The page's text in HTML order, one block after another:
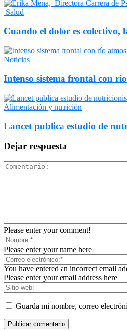
Salud
Cuando el dolor es colectivo,
Noticias
Intenso sistema frontal con
Alimentación y nutrición
Lancet publica estudio de
Dejar respuesta
Please enter your comment!
Please enter your name here
You have entered an incorrect email
Please enter your email address here
Guarda mi nombre, correo